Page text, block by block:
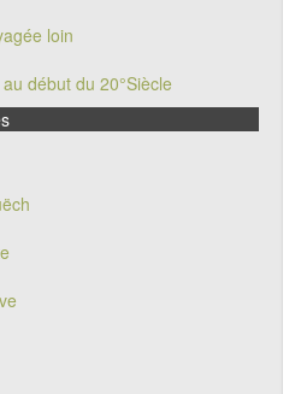
loin
début du 20°Siècle